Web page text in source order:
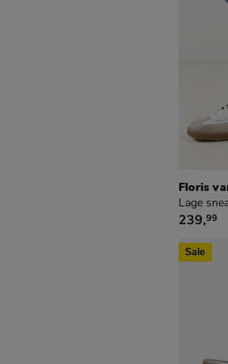
Floris
Lage
€ 239,99
239,99
Sale